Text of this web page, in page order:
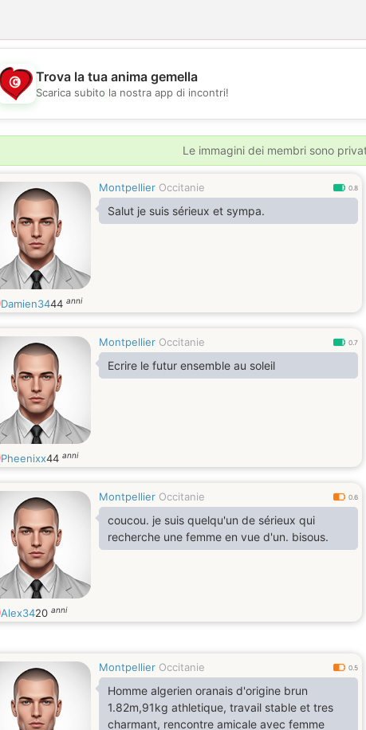
💖
💕
Trova la tua anima gemella
Scarica subito la nostra app di incontri!
Le immagini dei membri sono
Montpellier Occitanie 0.8
Salut je suis sérieux et sympa.
Damien3444 anni
Montpellier Occitanie 0.7
Ecrire le futur ensemble au soleil
Pheenixx44 anni
Montpellier Occitanie 0.6
coucou. je suis quelqu'un de sérieux qui
recherche une femme en vue d'un. bisous.
Alex3420 anni
Montpellier Occitanie 0.5
Homme algerien oranais d'origine brun
1.82m,91kg athletique, travail stable et tres
charmant, rencontre amicale avec femme